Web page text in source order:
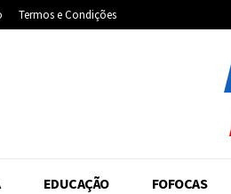
Termos e Condições
EDUCAÇÃO FOFOCAS